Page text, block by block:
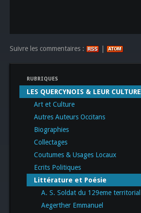
Suivre les commentaires : |
RUBRIQUES
LES QUERCYNOIS & LEUR CULTURE
Art et Culture
Autres Auteurs Occitans
Biographies
Collectages
Coutumes & Usages Locaux
Ecrits Politiques
Littérature et Poésie
A. S. Soldat du 129eme territorial
Aegerther Emmanuel